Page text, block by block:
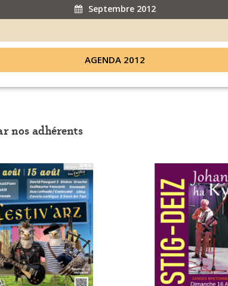
Septembre 2012
AGENDA 2012
nos adhérents